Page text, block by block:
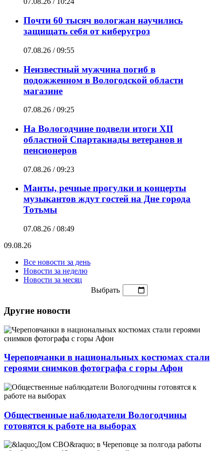
Почти 60 тысяч вологжан научились
защищать себя от киберугроз
07.08.26 / 09:55
Неизвестный мужчина погиб в
подожженном в Вологодской области
магазине
07.08.26 / 09:25
На Вологодчине подвели итоги XII
областной Спартакиады ветеранов и
пенсионеров
07.08.26 / 09:23
Манты, речные прогулки и концерты
музыкантов ждут гостей на Дне города
Тотьмы
07.08.26 / 08:49
09.08.26
Все новости за день
Новости за неделю
Новости за месяц
Выбрать
Другие новости
Череповчанки в национальных костюмах стали
героями снимков фотографа с горы Афон
Общественные наблюдатели Вологодчины
готовятся к работе на выборах